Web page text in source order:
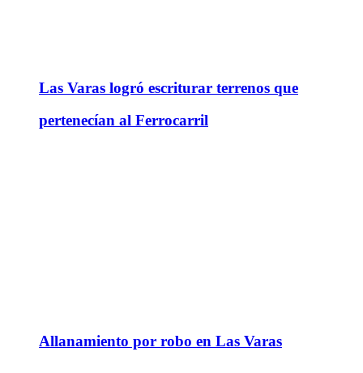
Las Varas logró escriturar terrenos que
pertenecían al Ferrocarril
Allanamiento por robo en Las Varas